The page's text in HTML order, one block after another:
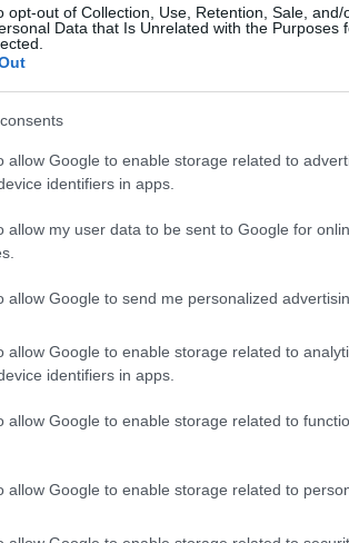
opt-out of Collection, Use, Retention, Sale, and/
Data that Is Unrelated with the Purposes
allow Google to enable storage related to
identifiers in apps.
allow my user data to be sent to Google for
allow Google to send me personalized
allow Google to enable storage related to
identifiers in apps.
allow Google to enable storage related to
allow Google to enable storage related to
ενισχύει τα τάγματά της με δεκάδες
κάθε μήνα εκατοντάδες
πυραύλους.
έχει πραγματοποιήσει δεκάδες
επιχειρησιακή της ετοιμότητα.
της Γάζας. Αν και οι ισραηλινές
εκτιμούν ότι η Χαμάς
τούνελ.